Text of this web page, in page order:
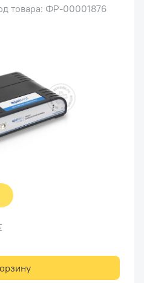
товара: ФР-00001876